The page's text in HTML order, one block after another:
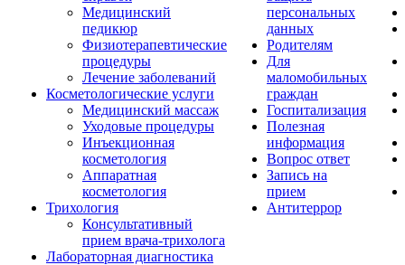
Медицинский
педикюр
Физиотерапевтические
процедуры
Лечение заболеваний
Косметологические услуги
Медицинский массаж
Уходовые процедуры
Инъекционная
косметология
Аппаратная
косметология
Трихология
Консультативный
прием врача-трихолога
Лабораторная диагностика
персональных
данных
Родителям
Для
маломобильных
граждан
Госпитализация
Полезная
информация
Вопрос ответ
Запись на
прием
Антитеррор